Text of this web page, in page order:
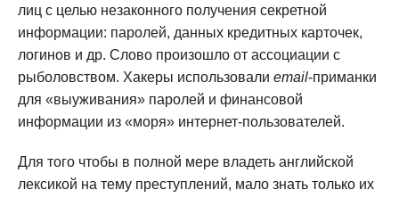
лиц с целью незаконного получения секретной
информации: паролей, данных кредитных карточек,
логинов и др. Слово произошло от ассоциации с
рыболовством. Хакеры использовали email-приманки
для «выуживания» паролей и финансовой
информации из «моря» интернет-пользователей.
Для того чтобы в полной мере владеть английской
лексикой на тему преступлений, мало знать только их